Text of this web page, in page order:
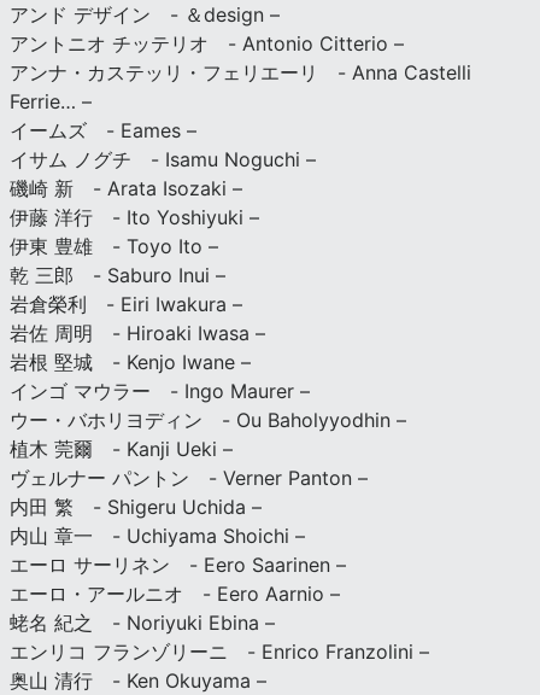
アンド デザイン - ＆design –
アントニオ チッテリオ - Antonio Citterio –
アンナ・カステッリ・フェリエーリ - Anna Castelli
Ferrie… –
イームズ - Eames –
イサム ノグチ - Isamu Noguchi –
磯崎 新 - Arata Isozaki –
伊藤 洋行 - Ito Yoshiyuki –
伊東 豊雄 - Toyo Ito –
乾 三郎 - Saburo Inui –
岩倉榮利 - Eiri Iwakura –
岩佐 周明 - Hiroaki Iwasa –
岩根 堅城 - Kenjo Iwane –
インゴ マウラー - Ingo Maurer –
ウー・バホリヨディン - Ou Baholyyodhin –
植木 莞爾 - Kanji Ueki –
ヴェルナー パントン - Verner Panton –
内田 繁 - Shigeru Uchida –
内山 章一 - Uchiyama Shoichi –
エーロ サーリネン - Eero Saarinen –
エーロ・アールニオ - Eero Aarnio –
蛯名 紀之 - Noriyuki Ebina –
エンリコ フランゾリーニ - Enrico Franzolini –
奥山 清行 - Ken Okuyama –